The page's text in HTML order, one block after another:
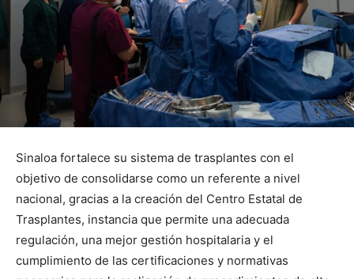
Sinaloa fortalece su sistema de trasplantes con el
objetivo de consolidarse como un referente a nivel
nacional, gracias a la creación del Centro Estatal de
Trasplantes, instancia que permite una adecuada
regulación, una mejor gestión hospitalaria y el
cumplimiento de las certificaciones y normativas